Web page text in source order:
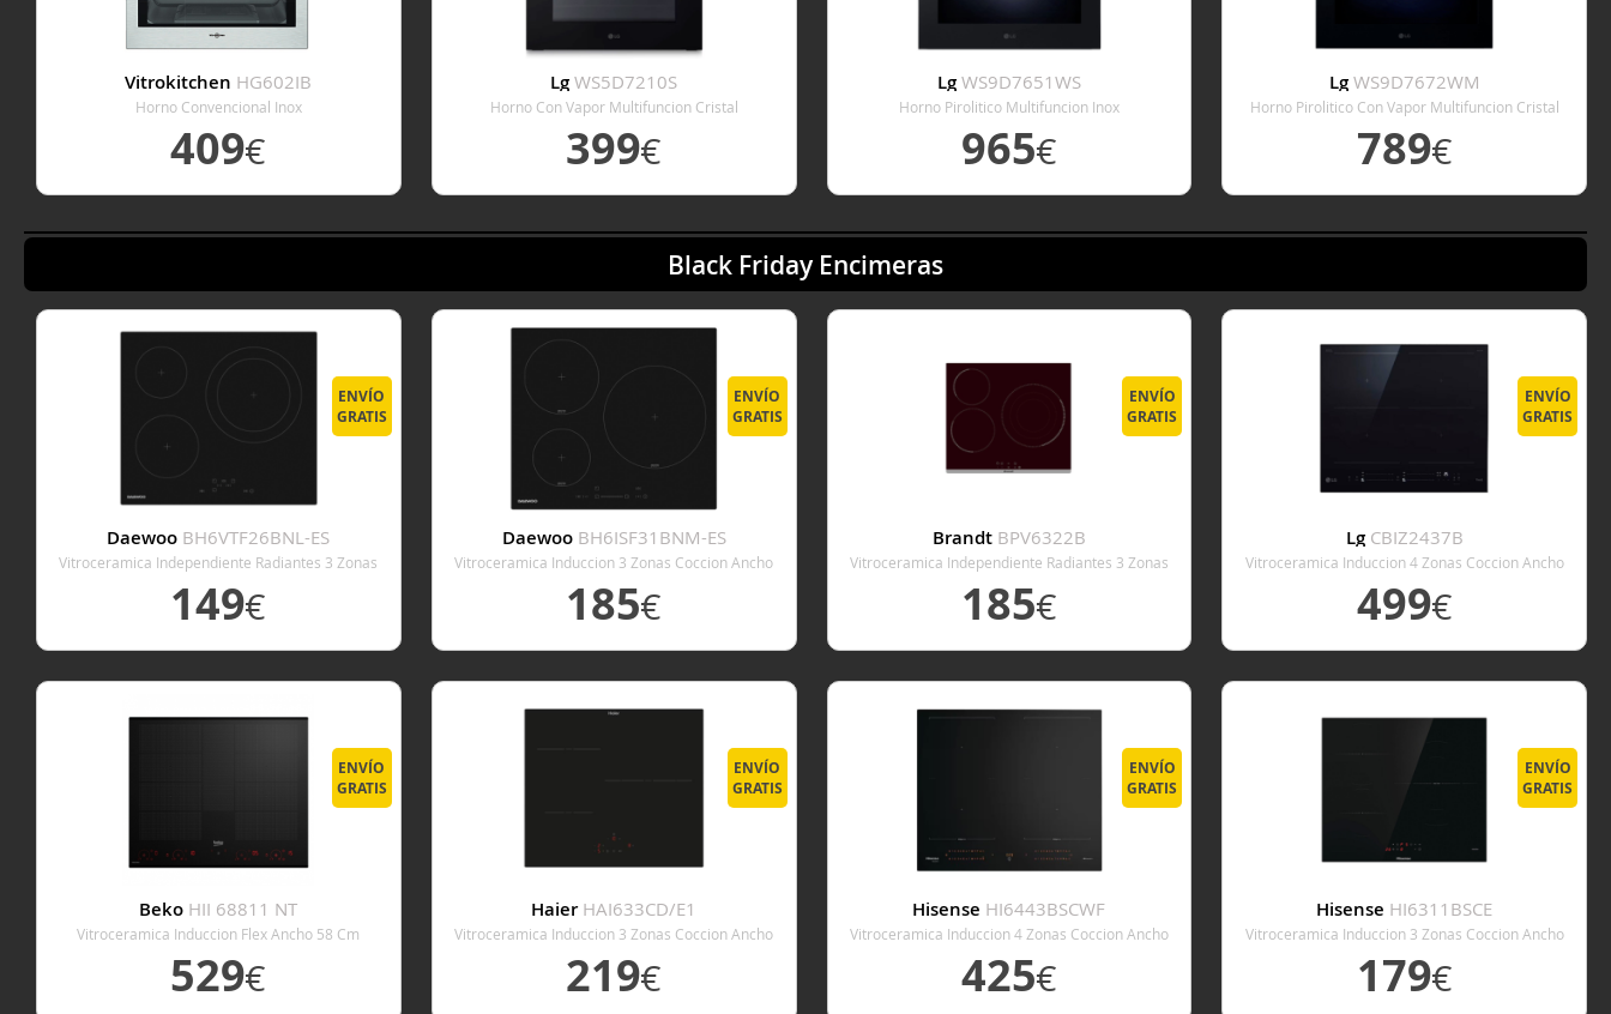
Vitrokitchen HG602IB
Horno Convencional Inox
409€
LgWS5D7210S
Horno Con Vapor Multifuncion Cristal
399€
Lg WS9D7651WS
Horno Pirolitico Multifuncion Inox
965€
Lg WS9D7672WM
Horno Pirolitico Con Vapor Multifuncion Cristal
789€
Black Friday Encimeras
ENVÍO
GRATIS
Daewoo BH6VTF26BNL-ES
Vitroceramica Independiente Radiantes 3 Zonas
149€
VER DETALLE
ENVÍO
GRATIS
Daewoo BH6ISF31BNM-ES
Vitroceramica Induccion 3 Zonas Coccion Ancho
185€
VER DETALLE
ENVÍO
GRATIS
Brandt BPV6322B
Vitroceramica Independiente Radiantes 3 Zonas
185€
VER DETALLE
ENVÍO
GRATIS
Lg CBIZ2437B
Vitroceramica Induccion 4 Zonas Coccion Ancho
499€
VER DETALLE
ENVÍO
GRATIS
Beko HII 68811 NT
Vitroceramica Induccion Flex Ancho 58 Cm
529€
ENVÍO
GRATIS
Haier HAI633CD/E1
Vitroceramica Induccion 3 Zonas Coccion Ancho
219€
ENVÍO
GRATIS
Hisense HI6443BSCWF
Vitroceramica Induccion 4 Zonas Coccion Ancho
425€
ENVÍO
GRATIS
Hisense HI6311BSCE
Vitroceramica Induccion 3 Zonas Coccion Ancho
179€